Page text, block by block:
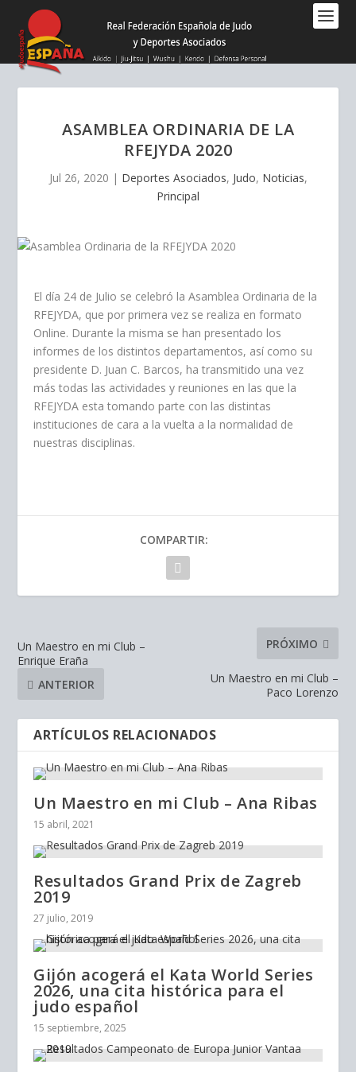
este
sitio
web
ASAMBLEA ORDINARIA DE LA
RFEJYDA 2020
Jul 26, 2020 | Deportes Asociados, Judo, Noticias,
Principal
El día 24 de Julio se celebró la Asamblea Ordinaria de la
RFEJYDA, que por primera vez se realiza en formato
Online. Durante la misma se han presentado los
informes de los distintos departamentos, así como su
presidente D. Juan C. Barcos, ha transmitido una vez
más todas las actividades y reuniones en las que la
RFEJYDA esta tomando parte con las distintas
instituciones de cara a la vuelta a la normalidad de
nuestras disciplinas.
COMPARTIR:
Un Maestro en mi Club –
Enrique Eraña
ANTERIOR
PRÓXIMO
Un Maestro en mi Club –
Paco Lorenzo
ARTÍCULOS RELACIONADOS
Un Maestro en mi Club – Ana Ribas
15 abril, 2021
Resultados Grand Prix de Zagreb
2019
27 julio, 2019
Gijón acogerá el Kata World Series
2026, una cita histórica para el
judo español
15 septiembre, 2025